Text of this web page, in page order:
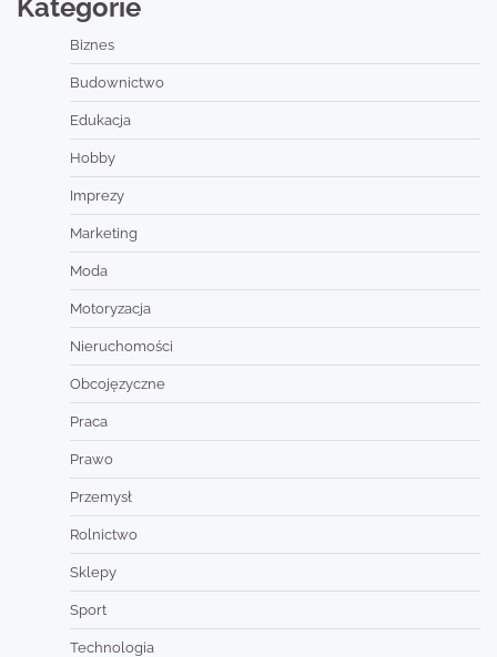
Kategorie
Biznes
Budownictwo
Edukacja
Hobby
Imprezy
Marketing
Moda
Motoryzacja
Nieruchomości
Obcojęzyczne
Praca
Prawo
Przemysł
Rolnictwo
Sklepy
Sport
Technologia